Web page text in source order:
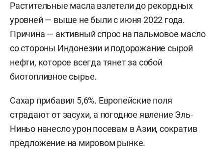
Растительные масла взлетели до рекордных
уровней — выше не были с июня 2022 года.
Причина — активный спрос на пальмовое масло
со стороны Индонезии и подорожание сырой
нефти, которое всегда тянет за собой
биотопливное сырье.
Сахар прибавил 5,6%. Европейские поля
страдают от засухи, а погодное явление Эль-
Ниньо нанесло урон посевам в Азии, сократив
предложение на мировом рынке.